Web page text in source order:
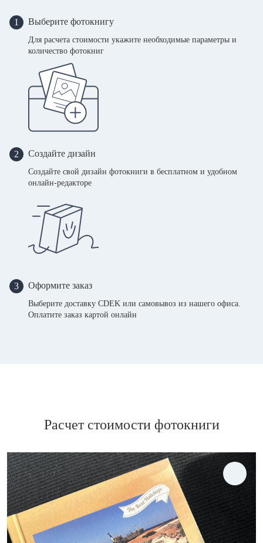
1 Выберите фотокнигу
Для расчета стоимости укажите необходимые параметры и
количество фотокниг
2 Создайте дизайн
Создайте свой дизайн фотокниги в бесплатном и удобном
онлайн-редакторе
3 Оформите заказ
Выберите доставку CDEK или самовывоз из нашего офиса.
Оплатите заказ картой онлайн
Расчет стоимости фотокниги